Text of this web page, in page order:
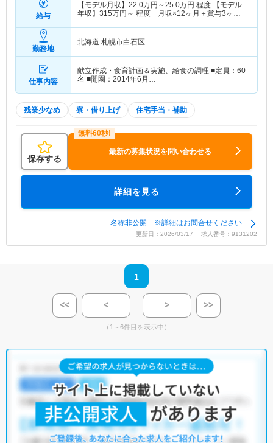
給与
【モデル月収】 22.0万円～25.0万円 程度 【モデル
年収】 315万円～ 程度 月収×12ヶ月＋賞与3ヶ月
勤務地
北海道 札幌市白石区
仕事内容
献立作成・食育計画＆実施、給食の調理 ■定員：60
名 ■開園：2014年6月…
残業少なめ 寮・借り上げ 住宅手当・補助
保存する
最新の募集状況を問い合わせる
詳細を見る
名称非公開 ※詳細はお問合せください
更新日：2026/03/17 求人番号：9131202
1
<< < > >>
（1～6件目を表示中）